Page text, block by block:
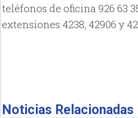
teléfonos de oficina 926 63
extensiones 4238, 42906 y
Noticias Relacionadas